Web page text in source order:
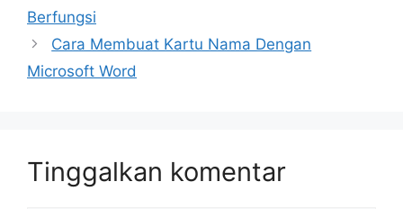
Berfungsi
Cara Membuat Kartu Nama Dengan
Microsoft Word
Tinggalkan komentar